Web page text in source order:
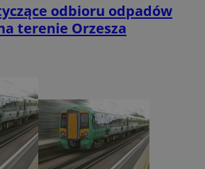
odbioru odpadów
terenie Orzesza